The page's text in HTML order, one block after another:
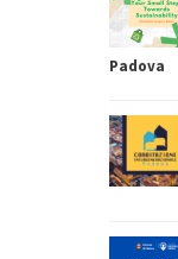
Padova